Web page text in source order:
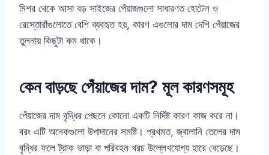
মিশর থেকে আসা বড় সাইজের পেঁয়াজগুলো সাধারণত হোটেল ও
রেস্তোরাঁগুলোতে বেশি ব্যবহৃত হয়, কারণ এগুলোর দাম দেশি পেঁয়াজের
তুলনায় কিছুটা কম থাকে।
কেন বাড়ছে পেঁয়াজের দাম? মূল কারণসমূহ
পেঁয়াজের দাম বৃদ্ধির পেছনে কোনো একটি নির্দিষ্ট কারণ কাজ করে না।
বরং এটি অনেকগুলো উপাদানের সমষ্টি। প্রথমত, জ্বালানি তেলের দাম
বৃদ্ধির ফলে ট্রাক ভাড়া বা পরিবহন খরচ উল্লেখযোগ্য হারে বেড়েছে।